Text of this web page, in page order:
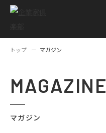
トップ マガジン
MAGAZINE
マガジン